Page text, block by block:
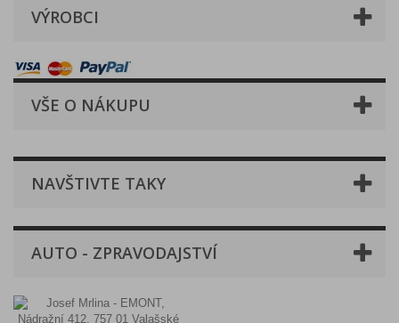
VÝROBCI
VŠE O NÁKUPU
NAVŠTIVTE TAKY
AUTO - ZPRAVODAJSTVÍ